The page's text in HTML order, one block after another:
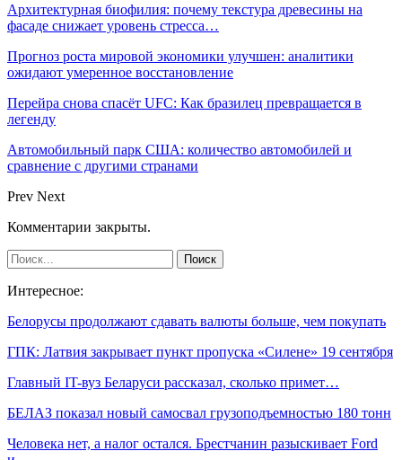
Архитектурная биофилия: почему текстура древесины на
фасаде снижает уровень стресса…
Прогноз роста мировой экономики улучшен: аналитики
ожидают умеренное восстановление
Перейра снова спасёт UFC: Как бразилец превращается в
легенду
Автомобильный парк США: количество автомобилей и
сравнение с другими странами
Prev Next
Комментарии закрыты.
Интересное:
Белорусы продолжают сдавать валюты больше, чем покупать
ГПК: Латвия закрывает пункт пропуска «Силене» 19 сентября
Главный IT-вуз Беларуси рассказал, сколько примет…
БЕЛАЗ показал новый самосвал грузоподъемностью 180 тонн
Человека нет, а налог остался. Брестчанин разыскивает Ford